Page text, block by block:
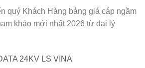
quý Khách Hàng bảng giá cáp ngầm
khảo mới nhất 2026 từ đại lý
24KV LS VINA